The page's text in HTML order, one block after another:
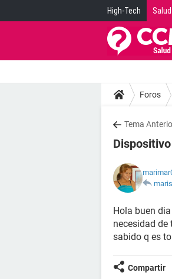
High-Tech Salud
Foros
Tema
Hola buen
necesidad de
sabido q es
Compartir